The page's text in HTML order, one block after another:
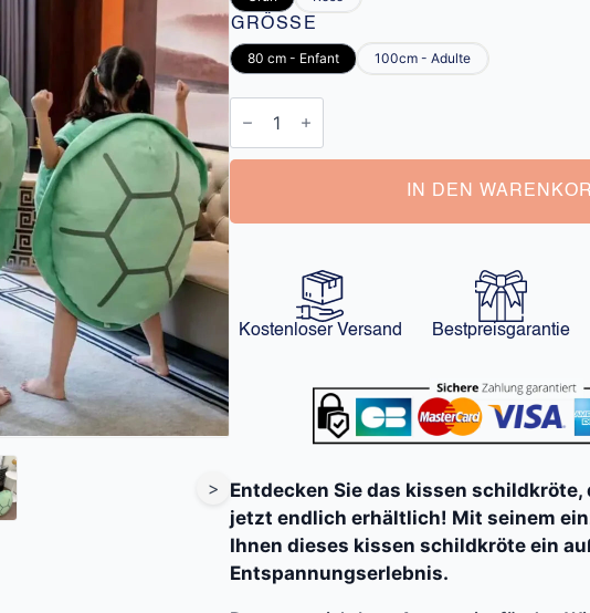
>
GRÖSSE
80 cm - Enfant 100cm - Adulte
Kissen
Schildkröte
IN DEN
Kostenloser Versand Bestpreisgarantie
Entdecken Sie das kissen schildkröte,
jetzt endlich erhältlich! Mit seinem
Ihnen dieses kissen schildkröte ein
Entspannungserlebnis.